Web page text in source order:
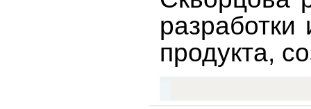
продукта,